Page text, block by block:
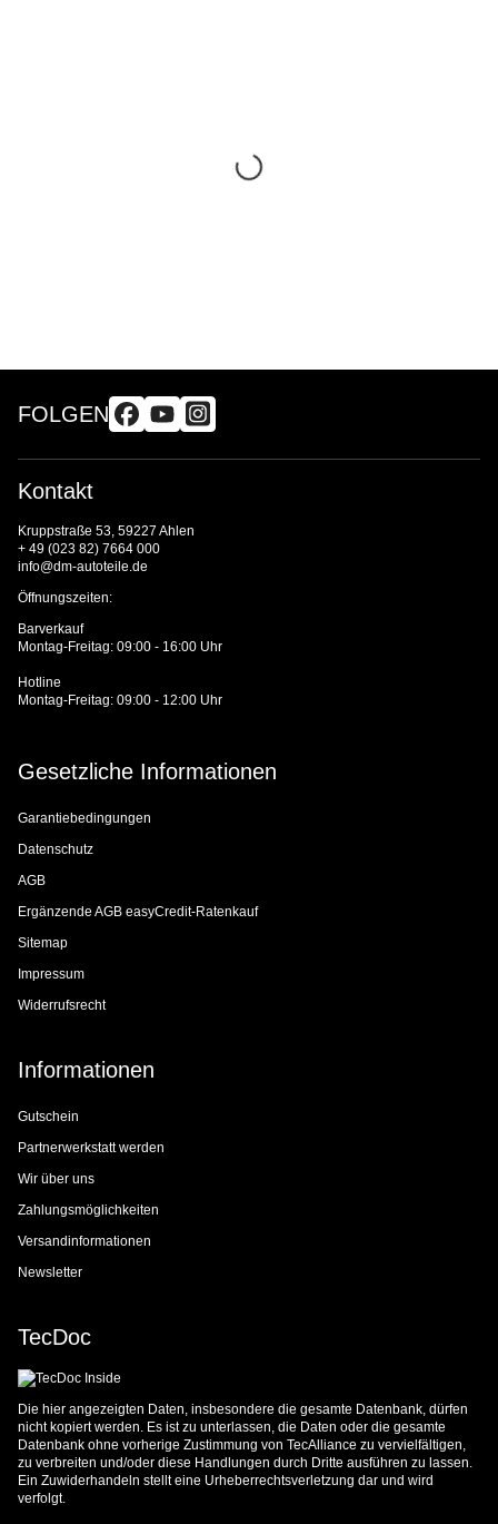
FOLGEN
Kontakt
Kruppstraße 53, 59227 Ahlen
+ 49 (023 82) 7664 000
info@dm-autoteile.de
Öffnungszeiten:
Barverkauf
Montag-Freitag: 09:00 - 16:00 Uhr
Hotline
Montag-Freitag: 09:00 - 12:00 Uhr
Gesetzliche Informationen
Garantiebedingungen
Datenschutz
AGB
Ergänzende AGB easyCredit-Ratenkauf
Sitemap
Impressum
Widerrufsrecht
Informationen
Gutschein
Partnerwerkstatt werden
Wir über uns
Zahlungsmöglichkeiten
Versandinformationen
Newsletter
TecDoc
Die hier angezeigten Daten, insbesondere die gesamte Datenbank, dürfen
nicht kopiert werden. Es ist zu unterlassen, die Daten oder die gesamte
Datenbank ohne vorherige Zustimmung von TecAlliance zu vervielfältigen,
zu verbreiten und/oder diese Handlungen durch Dritte ausführen zu lassen.
Ein Zuwiderhandeln stellt eine Urheberrechtsverletzung dar und wird
verfolgt.